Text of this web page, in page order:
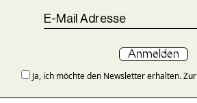
Anmelden
Ja, ich möchte den Newsletter erhalten. Zur